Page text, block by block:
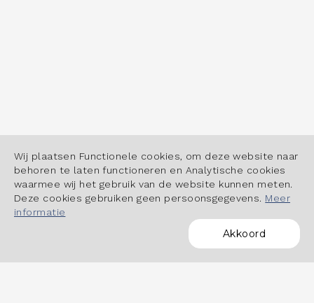
Wij plaatsen Functionele cookies, om deze website naar
behoren te laten functioneren en Analytische cookies
waarmee wij het gebruik van de website kunnen meten.
Deze cookies gebruiken geen persoonsgegevens. Meer
informatie
Akkoord
POWERED BY